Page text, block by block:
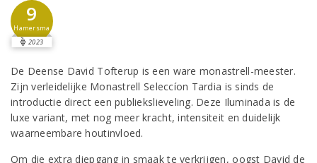
9
Hamersma
2023
De Deense David Tofterup is een ware monastrell-meester.
Zijn verleidelijke Monastrell Seleccíon Tardia is sinds de
introductie direct een publiekslieveling. Deze Iluminada is de
luxe variant, met nog meer kracht, intensiteit en duidelijk
waarneembare houtinvloed.
Om die extra diepgang in smaak te verkrijgen, oogst David de